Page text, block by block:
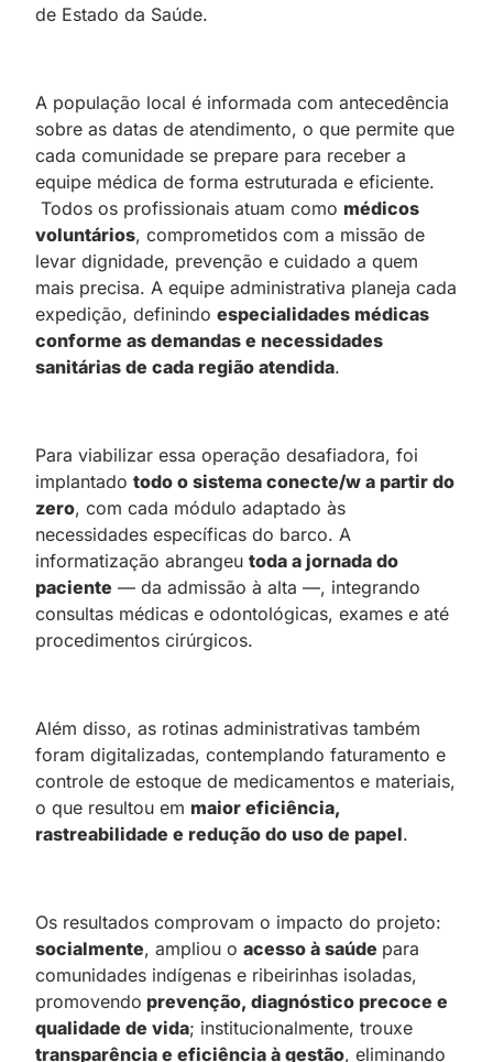
de Estado da Saúde.
A população local é informada com antecedência
sobre as datas de atendimento, o que permite que
cada comunidade se prepare para receber a
equipe médica de forma estruturada e eficiente.
Todos os profissionais atuam como médicos
voluntários, comprometidos com a missão de
levar dignidade, prevenção e cuidado a quem
mais precisa. A equipe administrativa planeja cada
expedição, definindo especialidades médicas
conforme as demandas e necessidades
sanitárias de cada região atendida.
Para viabilizar essa operação desafiadora, foi
implantado todo o sistema conecte/w a partir do
zero, com cada módulo adaptado às
necessidades específicas do barco. A
informatização abrangeu toda a jornada do
paciente — da admissão à alta —, integrando
consultas médicas e odontológicas, exames e até
procedimentos cirúrgicos.
Além disso, as rotinas administrativas também
foram digitalizadas, contemplando faturamento e
controle de estoque de medicamentos e materiais,
o que resultou em maior eficiência,
rastreabilidade e redução do uso de papel.
Os resultados comprovam o impacto do projeto:
socialmente, ampliou o acesso à saúde para
comunidades indígenas e ribeirinhas isoladas,
promovendo prevenção, diagnóstico precoce e
qualidade de vida; institucionalmente, trouxe
transparência e eficiência à gestão, eliminando